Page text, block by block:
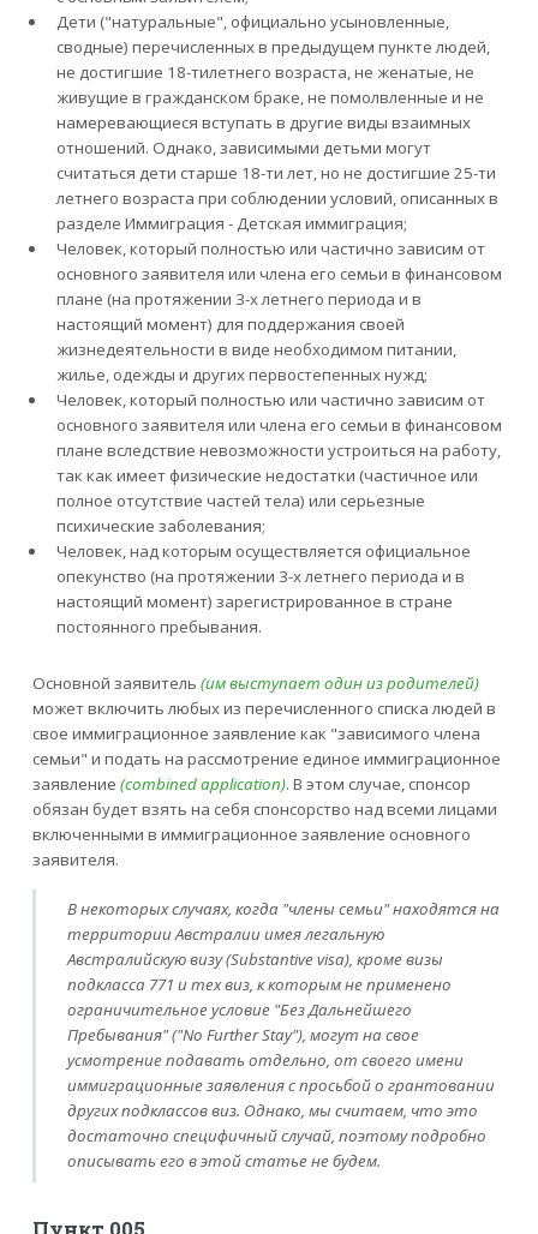
Дети ("натуральные", официально усыновленные,
сводные) перечисленных в предыдущем пункте людей,
не достигшие 18-тилетнего возраста, не женатые, не
живущие в гражданском браке, не помолвленные и не
намеревающиеся вступать в другие виды взаимных
отношений. Однако, зависимыми детьми могут
считаться дети старше 18-ти лет, но не достигшие 25-ти
летнего возраста при соблюдении условий, описанных в
разделе Иммиграция - Детская иммиграция;
Человек, который полностью или частично зависим от
основного заявителя или члена его семьи в финансовом
плане (на протяжении 3-х летнего периода и в
настоящий момент) для поддержания своей
жизнедеятельности в виде необходимом питании,
жилье, одежды и других первостепенных нужд;
Человек, который полностью или частично зависим от
основного заявителя или члена его семьи в финансовом
плане вследствие невозможности устроиться на работу,
так как имеет физические недостатки (частичное или
полное отсутствие частей тела) или серьезные
психические заболевания;
Человек, над которым осуществляется официальное
опекунство (на протяжении 3-х летнего периода и в
настоящий момент) зарегистрированное в стране
постоянного пребывания.
Основной заявитель (им выступает один из родителей)
может включить любых из перечисленного списка людей в
свое иммиграционное заявление как "зависимого члена
семьи" и подать на рассмотрение единое иммиграционное
заявление (combined application). В этом случае, спонсор
обязан будет взять на себя спонсорство над всеми лицами
включенными в иммиграционное заявление основного
заявителя.
В некоторых случаях, когда "члены семьи" находятся на
территории Австралии имея легальную
Австралийскую визу (Substantive visa), кроме визы
подкласса 771 и тех виз, к которым не применено
ограничительное условие "Без Дальнейшего
Пребывания" ("No Further Stay"), могут на свое
усмотрение подавать отдельно, от своего имени
иммиграционные заявления с просьбой о грантовании
других подклассов виз. Однако, мы считаем, что это
достаточно специфичный случай, поэтому подробно
описывать его в этой статье не будем.
Пункт 005